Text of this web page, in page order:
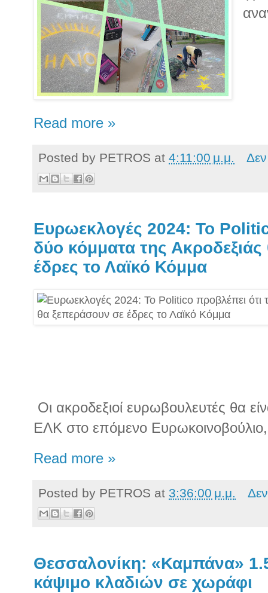
Read more »
Posted by PETROS at 4:11:00 μ.μ.
Ευρωεκλογές 2024: Το
δύο κόμματα της
έδρες το Λαϊκό Κόμμα
Οι ακροδεξιοί ευρωβουλευτές θα
ΕΛΚ στο επόμενο
Read more »
Posted by PETROS at 3:36:00 μ.μ.
Θεσσαλονίκη: «Καμπάνα»
κάψιμο κλαδιών σε χωράφι